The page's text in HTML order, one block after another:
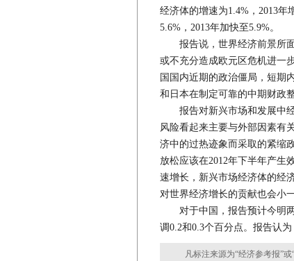
经济体的增速为1.4%，2013年
5.6%，2013年加快至5.9%。
报告说，世界经济前景所面
或不充分造成欧元区危机进一
国国内近期的政治僵局，短期
和日本在制定可靠的中期财政
报告对新兴市场和发展中经
风险看起来主要与外部因素有
济中的过热迹象而采取的紧缩
放松应该在2012年下半年产生
速增长，新兴市场经济体的经
对世界经济增长的贡献也会小一
对于中国，报告预计今明两
调0.2和0.3个百分点。报告认为
凡标注来源为“经济参考报”或“